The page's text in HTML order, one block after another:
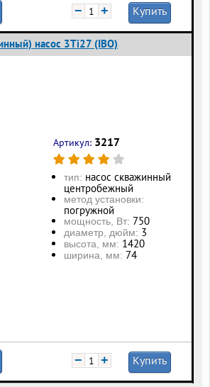
− + Купить
насос 3Ti27 (IBO)
Артикул: 3217
тип: насос скважинный
центробежный
метод установки:
погружной
мощность, Вт: 750
диаметр, дюйм: 3
высота, мм: 1420
ширина, мм: 74
− + Купить